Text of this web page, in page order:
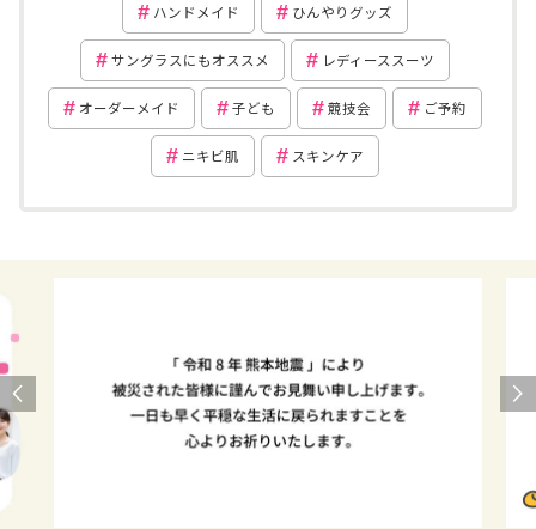
ハンドメイド ひんやりグッズ
サングラスにもオススメ レディーススーツ
オーダーメイド 子ども 競技会 ご予約
ニキビ肌 スキンケア